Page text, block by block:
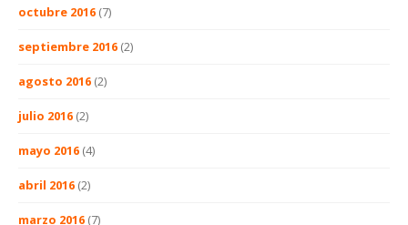
octubre 2016 (7)
septiembre 2016 (2)
agosto 2016 (2)
julio 2016 (2)
mayo 2016 (4)
abril 2016 (2)
marzo 2016 (7)